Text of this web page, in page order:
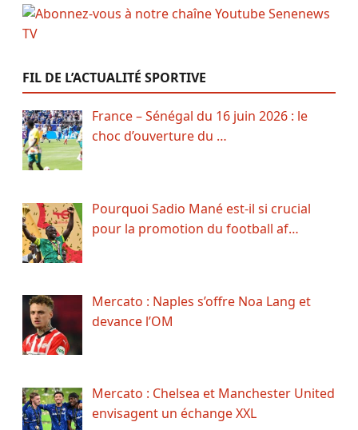
FIL DE L’ACTUALITÉ SPORTIVE
France – Sénégal du 16 juin 2026 : le
choc d’ouverture du …
Pourquoi Sadio Mané est-il si crucial
pour la promotion du football af…
Mercato : Naples s’offre Noa Lang et
devance l’OM
Mercato : Chelsea et Manchester United
envisagent un échange XXL